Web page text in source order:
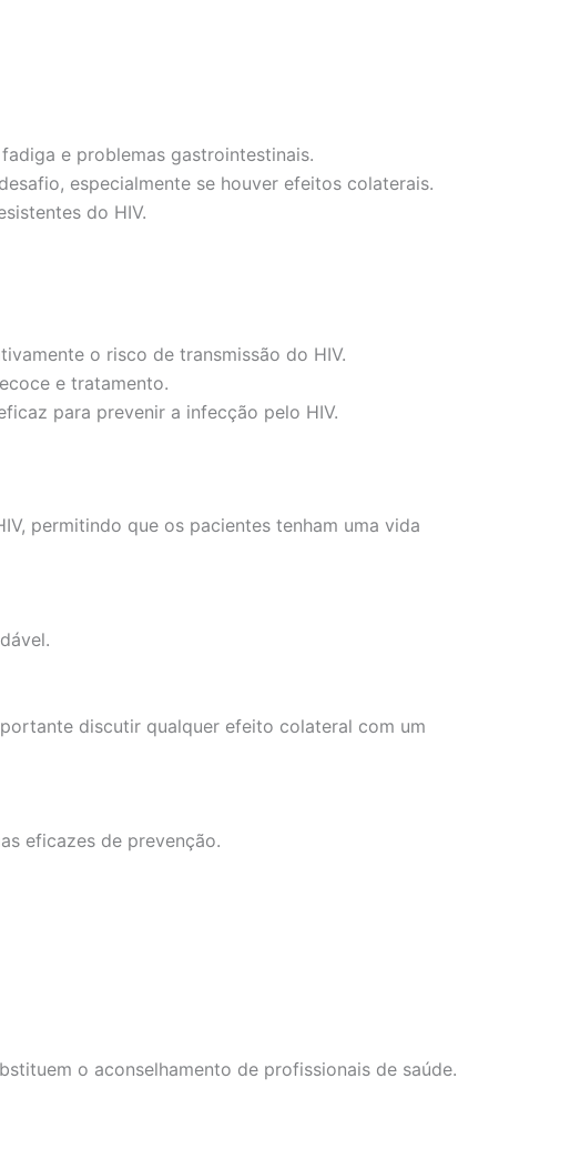
e problemas gastrointestinais.
especialmente se houver efeitos colaterais.
do HIV.
o risco de transmissão do HIV.
e tratamento.
para prevenir a infecção pelo HIV.
permitindo que os pacientes tenham uma vida
discutir qualquer efeito colateral com um
eficazes de prevenção.
o aconselhamento de profissionais de saúde.